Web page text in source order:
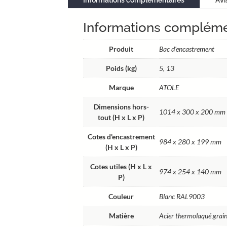
Informations
Produit Bac d'encastrement
Poids (kg) 5, 13
Marque ATOLE
Dimensions hors-
tout (H x L x P)
1014 x 300 x 200 mm
Cotes d'encastrement
(H x L x P)
984 x 280 x 199 mm
Cotes utiles (H x L x
P)
974 x 254 x 140 mm
Couleur Blanc RAL9003
Matière Acier thermolaqué